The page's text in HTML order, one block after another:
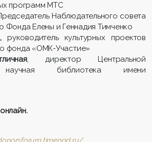
программ МТС
Наблюдательного совета
Фонда Елены и Геннадия Тимченко
руководитель культурных проектов
фонда «ОМК-Участие»
, директор Центральной
научная библиотека имени